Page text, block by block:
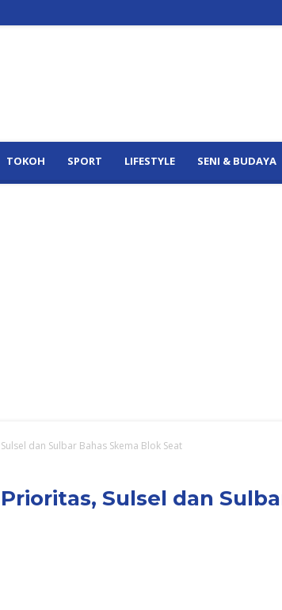
TOKOH SPORT LIFESTYLE SENI & BUDAYA
dan Sulbar Bahas Skema Blok Seat
Sulsel dan